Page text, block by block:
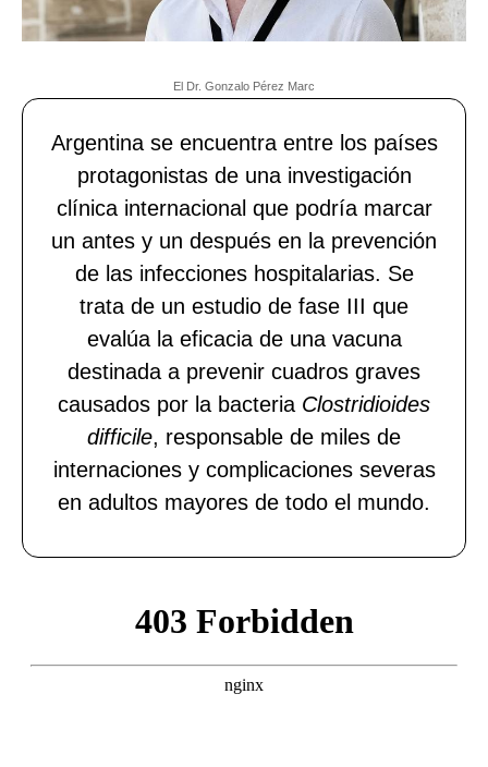
El Dr. Gonzalo Pérez Marc
Argentina se encuentra entre los países
protagonistas de una investigación
clínica internacional que podría marcar
un antes y un después en la prevención
de las infecciones hospitalarias. Se
trata de un estudio de fase III que
evalúa la eficacia de una vacuna
destinada a prevenir cuadros graves
causados por la bacteria Clostridioides
difficile, responsable de miles de
internaciones y complicaciones severas
en adultos mayores de todo el mundo.